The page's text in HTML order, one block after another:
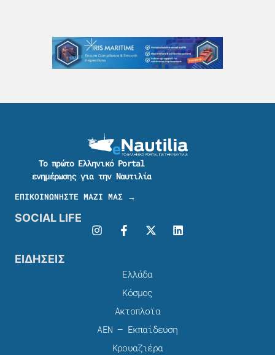
Το πρώτο Ελληνικό Portal
ενημέρωσης για την Ναυτιλία
ΕΠΙΚΟΙΝΩΝΗΣΤΕ ΜΑΖΙ ΜΑΣ →
SOCIAL LIFE
ΕΙΔΗΣΕΙΣ
Ελλάδα
Κόσμος
Ακτοπλοϊα
ΑΕΝ – Εκπαίδευση
Κρουαζιέρα